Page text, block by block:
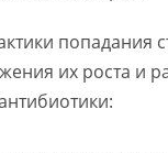
попадания
их роста и